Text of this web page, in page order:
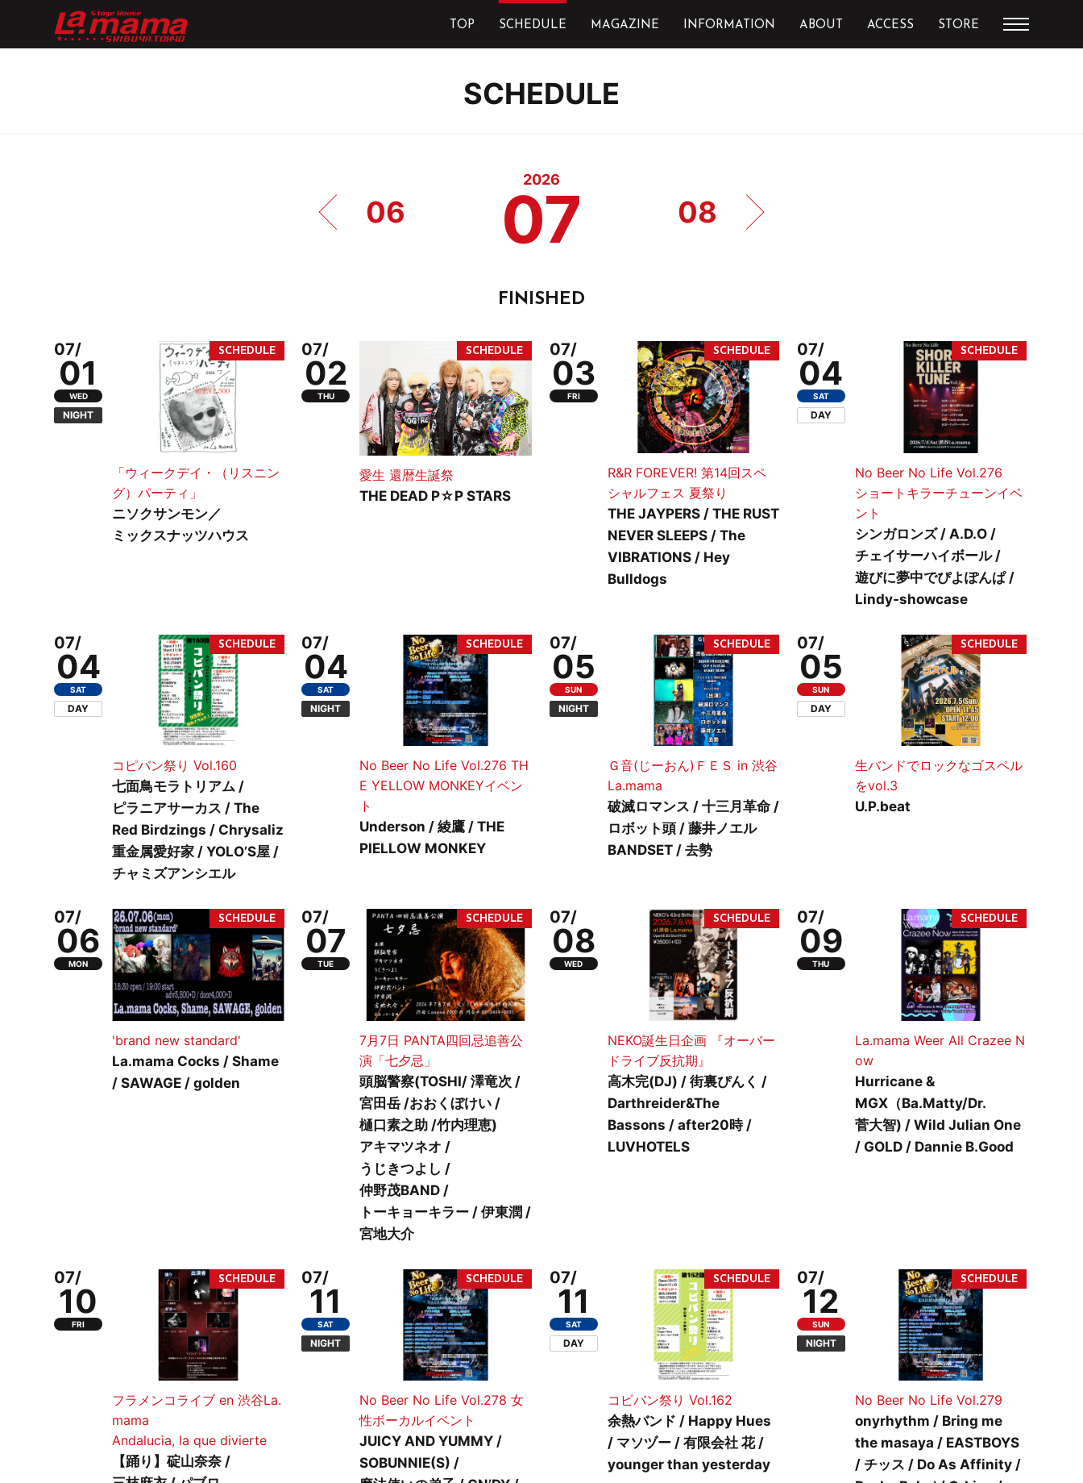
TOP SCHEDULE MAGAZINE INFORMATION ABOUT ACCESS STORE
SCHEDULE
06
2026
07 08
FINISHED
07/
01
WED
NIGHT
「ウィークデイ・（リスニン
グ）パーティ」
ニソクサンモン／
ミックスナッツハウス
07/
02
THU
愛生 還暦生誕祭
THE DEAD P☆P STARS
07/
03
FRI
R&R FOREVER! 第14回スペ
シャルフェス 夏祭り
THE JAYPERS / THE RUST
NEVER SLEEPS / The
VIBRATIONS / Hey
Bulldogs
07/
04
SAT
DAY
No Beer No Life Vol.276
ショートキラーチューンイベ
ント
シンガロンズ / A.D.O /
チェイサーハイボール /
遊びに夢中でぴよぽんぱ /
Lindy-showcase
07/
04
SAT
DAY
コピバン祭り Vol.160
七面鳥モラトリアム /
ピラニアサーカス / The
Red Birdzings / Chrysaliz
重金属愛好家 / YOLO’S屋 /
チャミズアンシエル
07/
04
SAT
NIGHT
No Beer No Life Vol.276 TH
E YELLOW MONKEYイベン
ト
Underson / 綾鷹 / THE
PIELLOW MONKEY
07/
05
SUN
NIGHT
Ｇ音(じーおん)ＦＥＳ in 渋谷
La.mama
破滅ロマンス / 十三月革命 /
ロボット頭 / 藤井ノエル
BANDSET / 去勢
07/
05
SUN
DAY
生バンドでロックなゴスペル
をvol.3
U.P.beat
07/
06
MON
'brand new standard'
La.mama Cocks / Shame
/ SAWAGE / golden
07/
07
TUE
7月7日 PANTA四回忌追善公
演「七夕忌」
頭脳警察(TOSHI/ 澤竜次 /
宮田岳 /おおくぼけい /
樋口素之助 /竹内理恵)
アキマツネオ /
うじきつよし /
仲野茂BAND /
トーキョーキラー / 伊東潤 /
宮地大介
07/
08
WED
NEKO誕生日企画 『オーバー
ドライブ反抗期』
高木完(DJ) / 街裏ぴんく /
Darthreider&The
Bassons / after20時 /
LUVHOTELS
07/
09
THU
La.mama Weer All Crazee N
ow
Hurricane &
MGX（Ba.Matty/Dr.
菅大智) / Wild Julian One
/ GOLD / Dannie B.Good
07/
10
FRI
フラメンコライブ en 渋谷La.
mama
Andalucia, la que divierte
【踊り】碇山奈奈 /
07/
11
SAT
NIGHT
No Beer No Life Vol.278 女
性ボーカルイベント
JUICY AND YUMMY /
SOBUNNIE(S) /
07/
11
SAT
DAY
コピバン祭り Vol.162
余熱バンド / Happy Hues
/ マソヅー / 有限会社 花 /
younger than yesterday
07/
12
SUN
NIGHT
No Beer No Life Vol.279
onyrhythm / Bring me
the masaya / EASTBOYS
/ チッス / Do As Affinity /